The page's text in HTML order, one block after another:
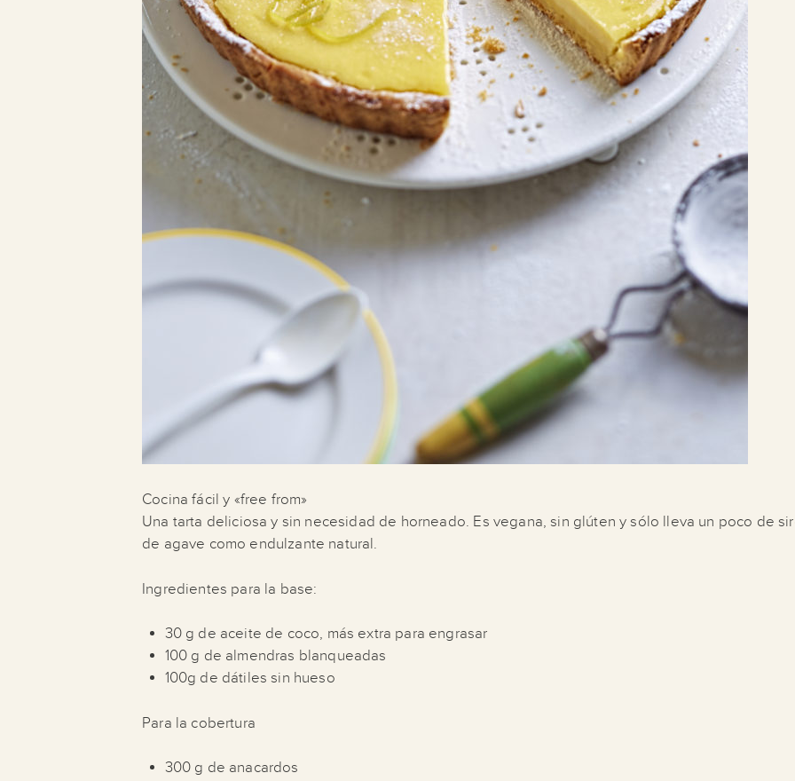
Cocina fácil y «free from»
Una tarta deliciosa y sin necesidad de horneado. Es vegana, sin glúten y sólo lleva un poco de
de agave como endulzante natural.
Ingredientes para la base:
30 g de aceite de coco, más extra para engrasar
100 g de almendras blanqueadas
100g de dátiles sin hueso
Para la cobertura
300 g de anacardos